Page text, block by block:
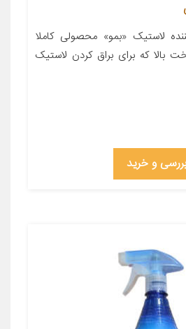
لاستیک «بمو» محصولی کاملا
بالا که برای براق ‌کردن لاستیک
بررسی و خرید